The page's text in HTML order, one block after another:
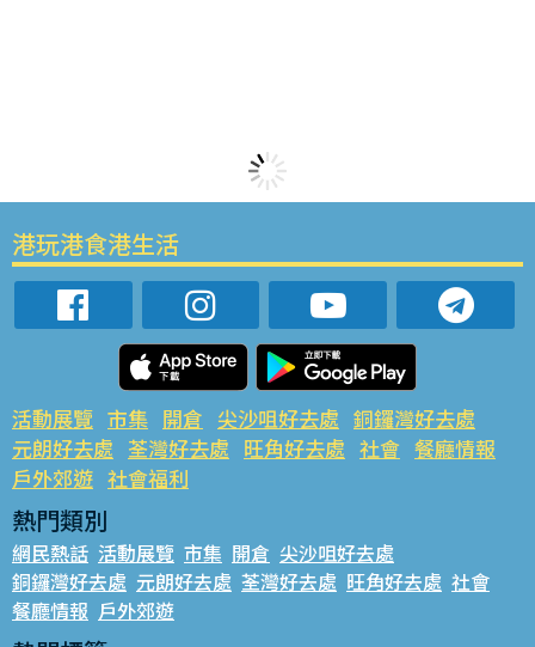
港玩港食港生活
活動展覽 市集 開倉 尖沙咀好去處 銅鑼灣好去處
元朗好去處 荃灣好去處 旺角好去處 社會 餐廳情報
戶外郊遊 社會福利
熱門類別
網民熱話 活動展覽 市集 開倉 尖沙咀好去處
銅鑼灣好去處 元朗好去處 荃灣好去處 旺角好去處 社會
餐廳情報 戶外郊遊